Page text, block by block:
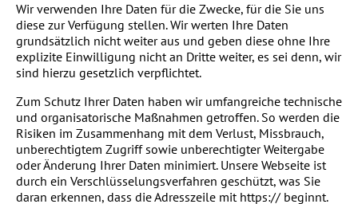
Wir verwenden Ihre Daten für die Zwecke, für die Sie uns
diese zur Verfügung stellen. Wir werten Ihre Daten
grundsätzlich nicht weiter aus und geben diese ohne Ihre
explizite Einwilligung nicht an Dritte weiter, es sei denn, wir
sind hierzu gesetzlich verpflichtet.
Zum Schutz Ihrer Daten haben wir umfangreiche technische
und organisatorische Maßnahmen getroffen. So werden die
Risiken im Zusammenhang mit dem Verlust, Missbrauch,
unberechtigtem Zugriff sowie unberechtigter Weitergabe
oder Änderung Ihrer Daten minimiert. Unsere Webseite ist
durch ein Verschlüsselungsverfahren geschützt, was Sie
daran erkennen, dass die Adresszeile mit https:// beginnt.